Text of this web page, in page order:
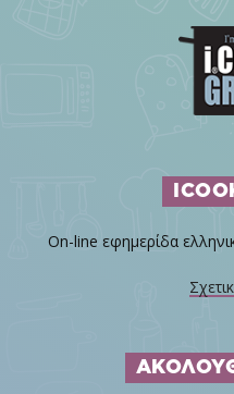
On-line εφημερίδα